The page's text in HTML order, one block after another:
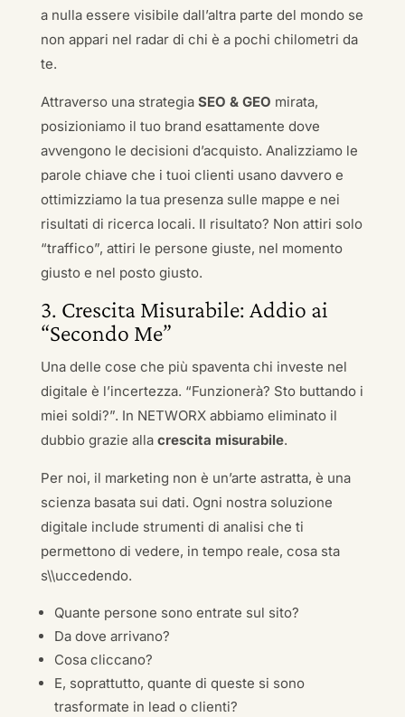
a nulla essere visibile dall’altra parte del mondo se
non appari nel radar di chi è a pochi chilometri da
te.
Attraverso una strategia SEO & GEO mirata,
posizioniamo il tuo brand esattamente dove
avvengono le decisioni d’acquisto. Analizziamo le
parole chiave che i tuoi clienti usano davvero e
ottimizziamo la tua presenza sulle mappe e nei
risultati di ricerca locali. Il risultato? Non attiri solo
“traffico”, attiri le persone giuste, nel momento
giusto e nel posto giusto.
3. Crescita Misurabile: Addio ai
“Secondo Me”
Una delle cose che più spaventa chi investe nel
digitale è l’incertezza. “Funzionerà? Sto buttando i
miei soldi?”. In NETWORX abbiamo eliminato il
dubbio grazie alla crescita misurabile.
Per noi, il marketing non è un’arte astratta, è una
scienza basata sui dati. Ogni nostra soluzione
digitale include strumenti di analisi che ti
permettono di vedere, in tempo reale, cosa sta
s\\uccedendo.
Quante persone sono entrate sul sito?
Da dove arrivano?
Cosa cliccano?
E, soprattutto, quante di queste si sono
trasformate in lead o clienti?